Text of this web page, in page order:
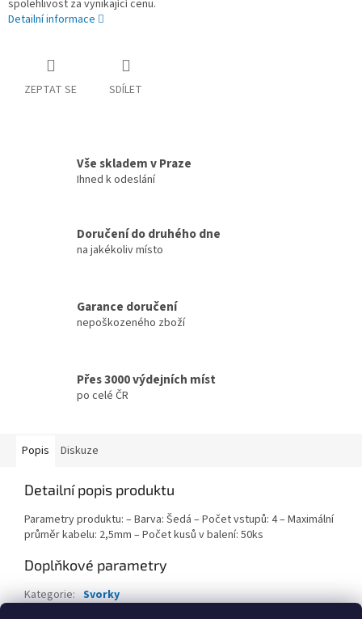
spolehlivost za vynikající cenu.
Detailní informace
ZEPTAT SE SDÍLET
Vše skladem v Praze
Ihned k odeslání
Doručení do druhého dne
na jakékoliv místo
Garance doručení
nepoškozeného zboží
Přes 3000 výdejních míst
po celé ČR
Popis Diskuze
Detailní popis produktu
Parametry produktu: – Barva: Šedá – Počet vstupů: 4 – Maximální
průměr kabelu: 2,5mm – Počet kusů v balení: 50ks
Doplňkové parametry
Kategorie: Svorky